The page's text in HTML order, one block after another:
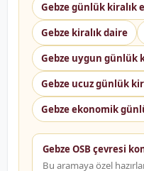
Gebze günlük kiralık
Gebze kiralık daire
Gebze uygun günlük
Gebze ucuz günlük
Gebze ekonomik
Gebze OSB çevresi
Bu aramaya özel